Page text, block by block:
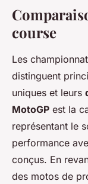
course
Les
distinguent
uniques et leurs
MotoGP est la
représentant le
performance
conçus. En
des motos de